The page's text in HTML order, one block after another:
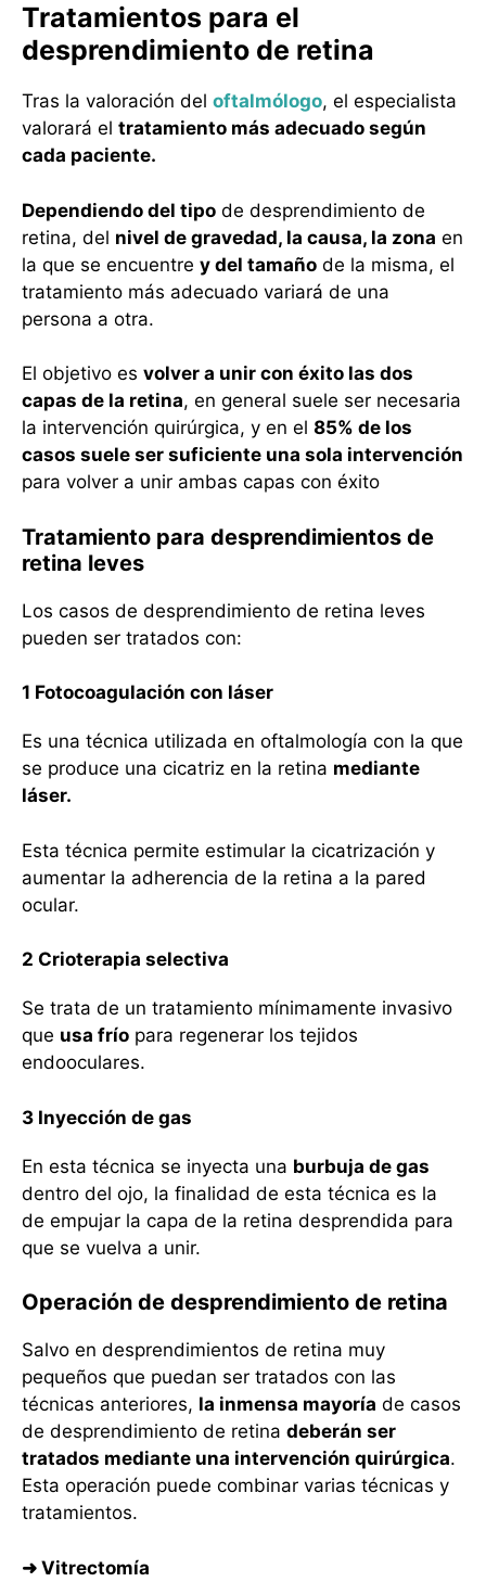
Tratamientos para el
desprendimiento de retina
Tras la valoración del oftalmólogo, el especialista
valorará el tratamiento más adecuado según
cada paciente.
Dependiendo del tipo de desprendimiento de
retina, del nivel de gravedad, la causa, la zona en
la que se encuentre y del tamaño de la misma, el
tratamiento más adecuado variará de una
persona a otra.
El objetivo es volver a unir con éxito las dos
capas de la retina, en general suele ser necesaria
la intervención quirúrgica, y en el 85% de los
casos suele ser suficiente una sola intervención
para volver a unir ambas capas con éxito
Tratamiento para desprendimientos de
retina leves
Los casos de desprendimiento de retina leves
pueden ser tratados con:
1 Fotocoagulación con láser
Es una técnica utilizada en oftalmología con la que
se produce una cicatriz en la retina mediante
láser.
Esta técnica permite estimular la cicatrización y
aumentar la adherencia de la retina a la pared
ocular.
2 Crioterapia selectiva
Se trata de un tratamiento mínimamente invasivo
que usa frío para regenerar los tejidos
endooculares.
3 Inyección de gas
En esta técnica se inyecta una burbuja de gas
dentro del ojo, la finalidad de esta técnica es la
de empujar la capa de la retina desprendida para
que se vuelva a unir.
Operación de desprendimiento de retina
Salvo en desprendimientos de retina muy
pequeños que puedan ser tratados con las
técnicas anteriores, la inmensa mayoría de casos
de desprendimiento de retina deberán ser
tratados mediante una intervención quirúrgica.
Esta operación puede combinar varias técnicas y
tratamientos.
➜ Vitrectomía